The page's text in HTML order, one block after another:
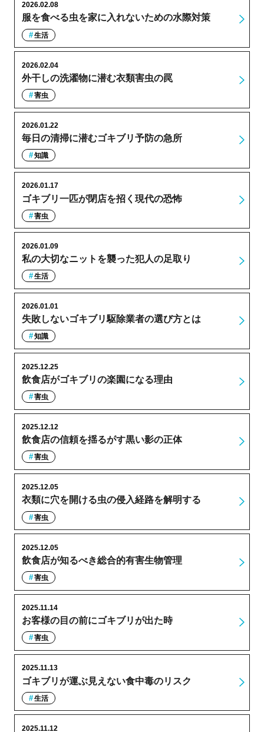
服を食べる虫を家に入れないための水際対策
2026.02.08
生活
外干しの洗濯物に潜む衣類害虫の罠
2026.02.04
害虫
毎日の清掃に潜むゴキブリ予防の急所
2026.01.22
知識
ゴキブリ一匹が閉店を招く現代の恐怖
2026.01.17
害虫
私の大切なニットを襲った犯人の足取り
2026.01.09
生活
失敗しないゴキブリ駆除業者の選び方とは
2026.01.01
知識
飲食店がゴキブリの楽園になる理由
2025.12.25
害虫
飲食店の信頼を揺るがす黒い影の正体
2025.12.12
害虫
衣類に穴を開ける虫の侵入経路を解明する
2025.12.05
害虫
飲食店が知るべき総合的有害生物管理
2025.12.05
害虫
お客様の目の前にゴキブリが出た時
2025.11.14
害虫
ゴキブリが運ぶ見えない食中毒のリスク
2025.11.13
生活
2025.11.12